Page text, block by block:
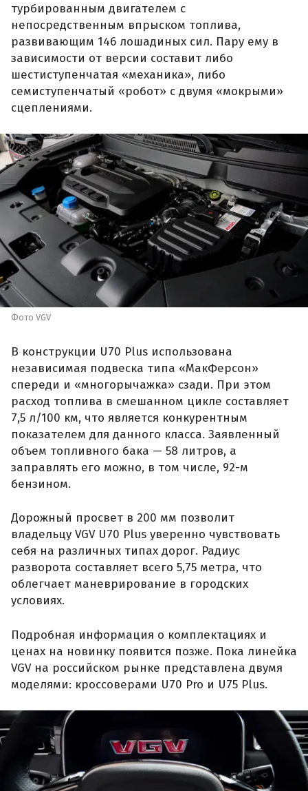
турбированным двигателем с
непосредственным впрыском топлива,
развивающим 146 лошадиных сил. Пару ему в
зависимости от версии составит либо
шестиступенчатая «механика», либо
семиступенчатый «робот» с двумя «мокрыми»
сцеплениями.
Фото VGV
В конструкции U70 Plus использована
независимая подвеска типа «МакФерсон»
спереди и «многорычажка» сзади. При этом
расход топлива в смешанном цикле составляет
7,5 л/100 км, что является конкурентным
показателем для данного класса. Заявленный
объем топливного бака — 58 литров, а
заправлять его можно, в том числе, 92-м
бензином.
Дорожный просвет в 200 мм позволит
владельцу VGV U70 Plus уверенно чувствовать
себя на различных типах дорог. Радиус
разворота составляет всего 5,75 метра, что
облегчает маневрирование в городских
условиях.
Подробная информация о комплектациях и
ценах на новинку появится позже. Пока линейка
VGV на российском рынке представлена двумя
моделями: кроссоверами U70 Pro и U75 Plus.